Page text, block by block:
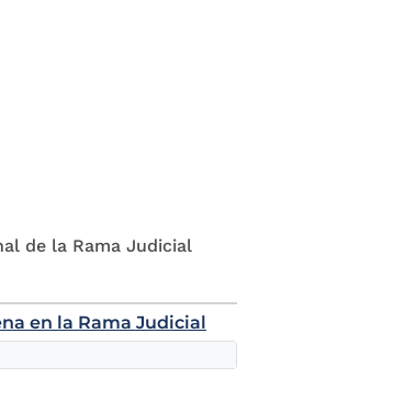
de la Rama Judicial
en la Rama Judicial